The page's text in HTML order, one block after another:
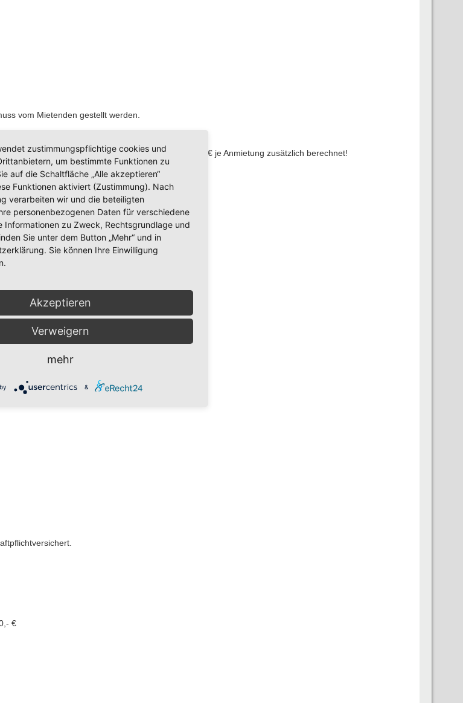
vom Mietenden gestellt werden.
Hundebox) auf Anfrage möglich und wird mit 70,- € je Anmietung zusätzlich berechnet!
oder Kaution bar bei Abholung
€
zustimmungspflichtige cookies und
um bestimmte Funktionen zu
auf die Schaltfläche „Alle akzeptieren“
Funktionen aktiviert (Zustimmung). Nach
verarbeiten wir und die beteiligten
personenbezogenen Daten für verschiedene
Informationen zu Zweck, Rechtsgrundlage und
Sie unter dem Button „Mehr“ und in
Sie können Ihre Einwilligung
Akzeptieren
Verweigern
mehr
&